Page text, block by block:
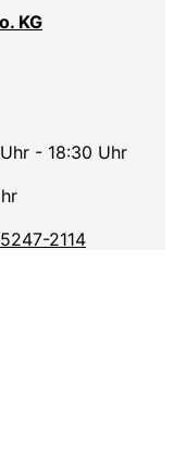
KG
- 18:30 Uhr
2114